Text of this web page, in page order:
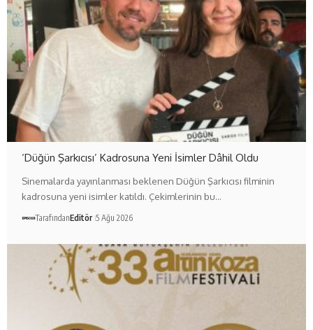
‘Düğün Şarkıcısı’ Kadrosuna Yeni İsimler Dâhil Oldu
Sinemalarda yayınlanması beklenen Düğün Şarkıcısı filminin
kadrosuna yeni isimler katıldı. Çekimlerinin bu…
TarafındanEditör 5 Ağu 2026